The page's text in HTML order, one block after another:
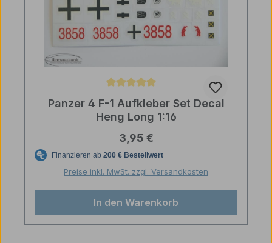
Durchschnittliche Bewertung von 5 von 5 Sternen
Panzer 4 F-1 Aufkleber Set Decal
Heng Long 1:16
Regulärer Preis:
3,95 €
Preise inkl. MwSt. zzgl. Versandkosten
In den Warenkorb